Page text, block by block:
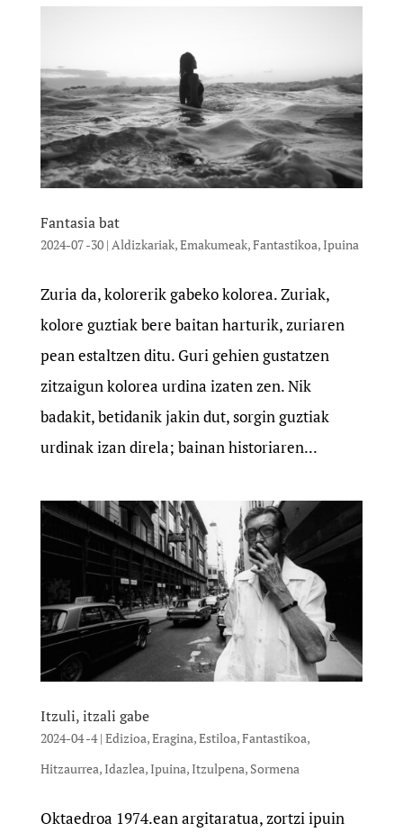
Fantasia bat
2024-07 -30| Aldizkariak,Emakumeak,Fantastikoa,Ipuina
Zuria da, kolorerik gabeko kolorea. Zuriak,
kolore guztiak bere baitan harturik, zuriaren
pean estaltzen ditu. Guri gehien gustatzen
zitzaigun kolorea urdina izaten zen. Nik
badakit, betidanik jakin dut, sorgin guztiak
urdinak izan direla; bainan historiaren...
Itzuli, itzali gabe
2024-04 -4| Edizioa,Eragina,Estiloa,Fantastikoa,
Hitzaurrea,Idazlea,Ipuina,Itzulpena, Sormena
Oktaedroa 1974.ean argitaratua, zortzi ipuin